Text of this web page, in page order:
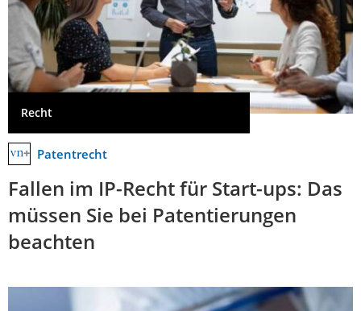
Recht
Patentrecht
Fallen im IP-Recht für Start-ups: Das
müssen Sie bei Patentierungen
beachten